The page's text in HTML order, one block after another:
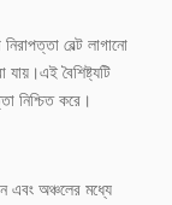
বেল্ট লাগানো
যায়।এই বৈশিষ্ট্যটি
নিশ্চিত করে।
এবং অঞ্চলের মধ্যে